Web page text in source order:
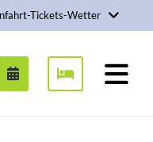
Tickets-Wetter
Wildungen